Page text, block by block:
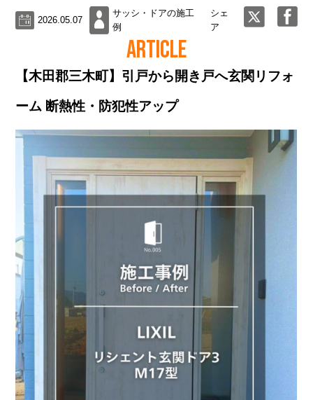
2026.05.07
サッシ・ドアの施工
例
シェ
ア
ARTICLE
【木田郡三木町】引戸から開き戸へ玄関リフォ
ーム 断熱性・防犯性アップ